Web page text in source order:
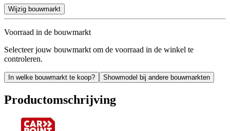
Wijzig bouwmarkt
Voorraad in de bouwmarkt
Selecteer jouw bouwmarkt om de voorraad in de winkel te
controleren.
In welke bouwmarkt te koop? Showmodel bij andere bouwmarkten
Productomschrijving